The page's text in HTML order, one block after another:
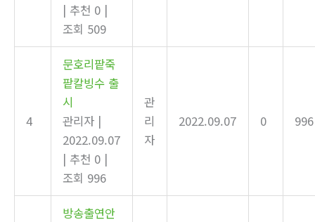
| 추천 0 |
조회 509
4
문호리팥죽
팥칼빙수 출
시
관리자 |
2022.09.07
| 추천 0 |
조회 996
관
리
자
2022.09.07 0 996
방송출연안